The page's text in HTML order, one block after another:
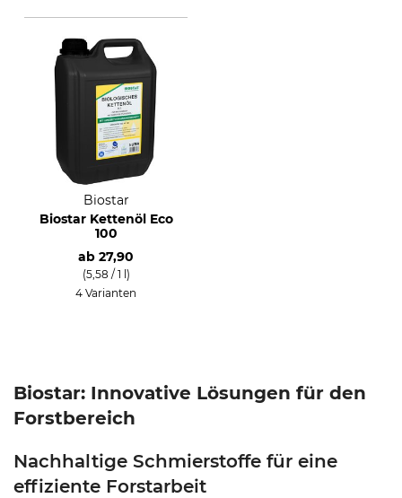
Biostar
Biostar Kettenöl Eco
100
ab 27,90
(5,58 / 1 l)
4 Varianten
Biostar: Innovative Lösungen für den
Forstbereich
Nachhaltige Schmierstoffe für eine
effiziente Forstarbeit